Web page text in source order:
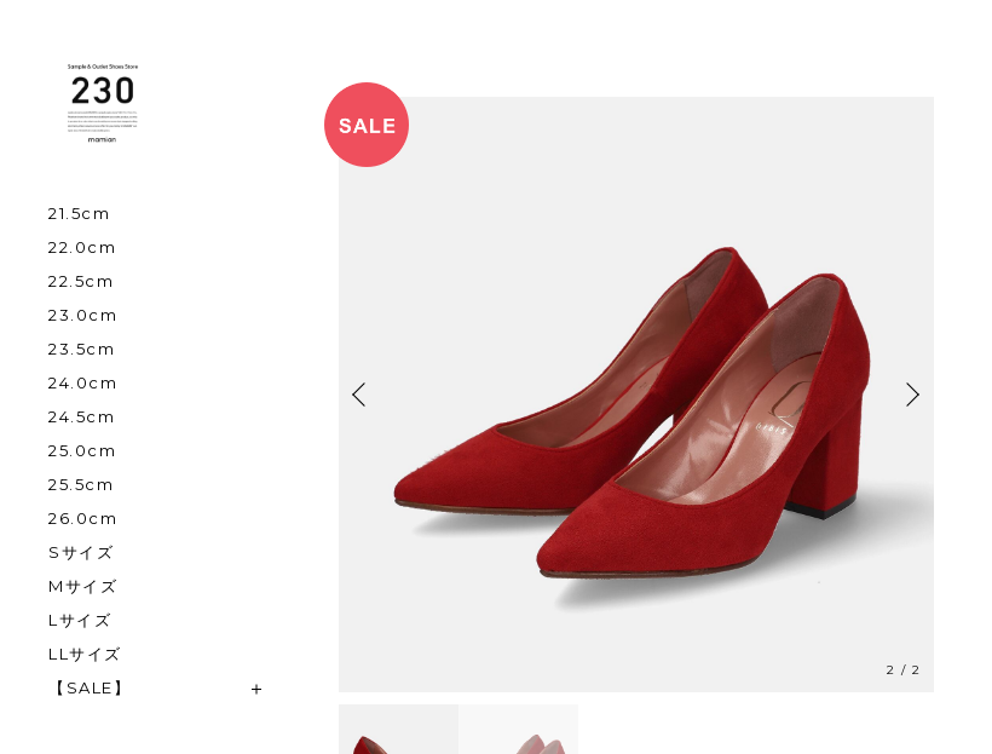
21.5cm
22.0cm
22.5cm
23.0cm
23.5cm
24.0cm
24.5cm
25.0cm
25.5cm
26.0cm
Sサイズ
Mサイズ
Lサイズ
LLサイズ
【SALE】
2 /2